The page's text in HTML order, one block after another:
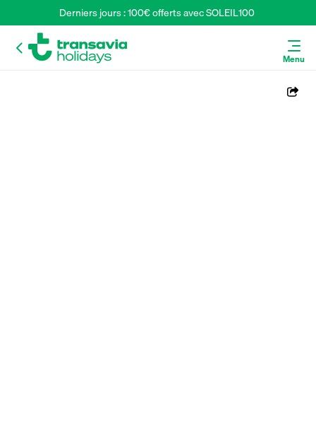
Derniers jours : 100€ offerts avec SOLEIL100
Menu